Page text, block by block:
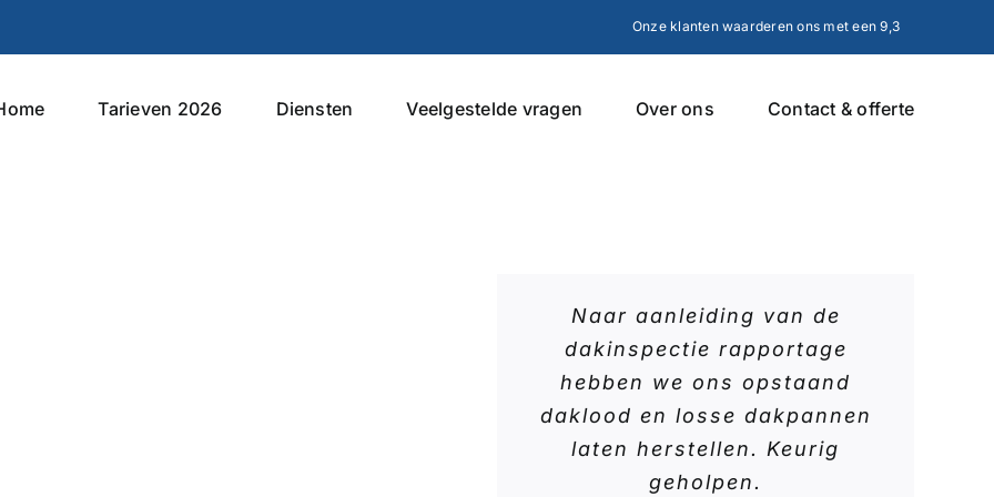
Onze klanten waarderen ons met een 9,3
Tarieven 2026 Diensten Veelgestelde vragen Over ons Contact & offerte
Naar aanleiding van de
dakinspectie rapportage
hebben we ons opstaand
daklood en losse dakpannen
laten herstellen. Keurig
geholpen.